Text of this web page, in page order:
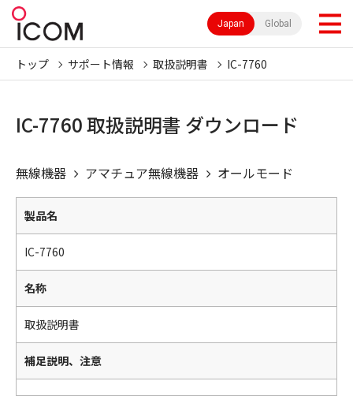
Japan Global
トップ サポート情報 取扱説明書 IC-7760
IC-7760 取扱説明書 ダウンロード
無線機器 アマチュア無線機器 オールモード
製品名
IC-7760
名称
取扱説明書
補足説明、注意